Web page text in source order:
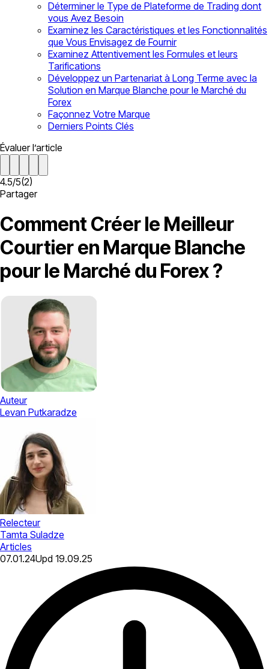
Déterminer le Type de Plateforme de Trading dont
vous Avez Besoin
Examinez les Caractéristiques et les Fonctionnalités
que Vous Envisagez de Fournir
Examinez Attentivement les Formules et leurs
Tarifications
Développez un Partenariat à Long Terme avec la
Solution en Marque Blanche pour le Marché du
Forex
Façonnez Votre Marque
Derniers Points Clés
Évaluer l’article
4.5/5(2)
Partager
Comment Créer le Meilleur
Courtier en Marque Blanche
pour le Marché du Forex ?
Auteur
Levan Putkaradze
Relecteur
Tamta Suladze
Articles
07.01.24Upd 19.09.25